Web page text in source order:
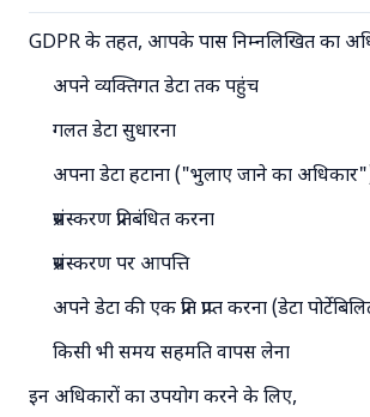
GDPR के तहत, आपके पास निम्नलिखित का
अपने व्यक्तिगत डेटा तक पहुंच
गलत डेटा सुधारना
अपना डेटा हटाना ("भुलाए जाने का
प्रसंस्करण प्रतिबंधित करना
प्रसंस्करण पर आपत्ति
अपने डेटा की एक प्रति प्राप्त करना (डेटा
किसी भी समय सहमति वापस लेना
इन अधिकारों का उपयोग करने के लिए,